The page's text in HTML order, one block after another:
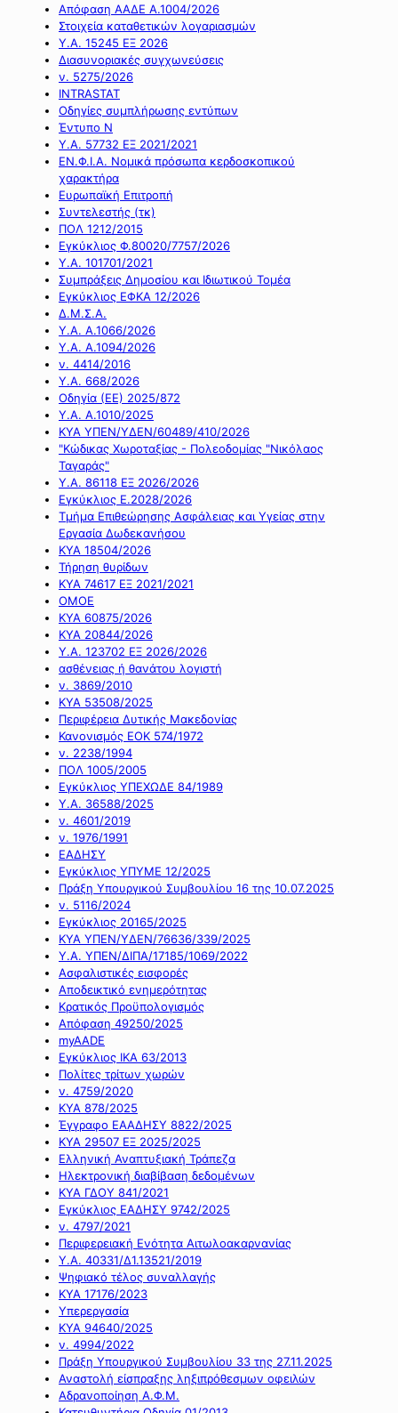
Απόφαση ΑΑΔΕ Α.1004/2026
Στοιχεία καταθετικών λογαριασμών
Υ.Α. 15245 ΕΞ 2026
Διασυνοριακές συγχωνεύσεις
ν. 5275/2026
INTRASTAT
Οδηγίες συμπλήρωσης εντύπων
Έντυπο Ν
Υ.Α. 57732 ΕΞ 2021/2021
ΕΝ.Φ.Ι.Α. Νομικά πρόσωπα κερδοσκοπικού
χαρακτήρα
Ευρωπαϊκή Επιτροπή
Συντελεστής (τκ)
ΠΟΛ 1212/2015
Εγκύκλιος Φ.80020/7757/2026
Υ.Α. 101701/2021
Συμπράξεις Δημοσίου και Ιδιωτικού Τομέα
Εγκύκλιος ΕΦΚΑ 12/2026
Δ.Μ.Σ.Α.
Υ.Α. Α.1066/2026
Υ.Α. Α.1094/2026
ν. 4414/2016
Y.A. 668/2026
Οδηγία (ΕΕ) 2025/872
Υ.Α. Α.1010/2025
ΚΥΑ ΥΠΕΝ/ΥΔΕΝ/60489/410/2026
"Κώδικας Χωροταξίας - Πολεοδομίας "Νικόλαος
Ταγαράς"
Υ.Α. 86118 ΕΞ 2026/2026
Εγκύκλιος Ε.2028/2026
Τμήμα Επιθεώρησης Ασφάλειας και Υγείας στην
Εργασία Δωδεκανήσου
ΚΥΑ 18504/2026
Τήρηση θυρίδων
ΚΥΑ 74617 ΕΞ 2021/2021
ΟΜΟΕ
ΚΥΑ 60875/2026
ΚΥΑ 20844/2026
Υ.Α. 123702 ΕΞ 2026/2026
ασθένειας ή θανάτου λογιστή
ν. 3869/2010
ΚΥΑ 53508/2025
Περιφέρεια Δυτικής Μακεδονίας
Κανονισμός ΕΟΚ 574/1972
ν. 2238/1994
ΠΟΛ 1005/2005
Εγκύκλιος ΥΠΕΧΩΔΕ 84/1989
Υ.Α. 36588/2025
ν. 4601/2019
ν. 1976/1991
ΕΑΔΗΣΥ
Εγκύκλιος ΥΠΥΜΕ 12/2025
Πράξη Υπουργικού Συμβουλίου 16 της 10.07.2025
ν. 5116/2024
Εγκύκλιος 20165/2025
ΚΥΑ ΥΠΕΝ/ΥΔΕΝ/76636/339/2025
Υ.Α. ΥΠΕΝ/ΔΙΠΑ/17185/1069/2022
Ασφαλιστικές εισφορές
Αποδεικτικό ενημερότητας
Κρατικός Προϋπολογισμός
Απόφαση 49250/2025
myAADE
Εγκύκλιος ΙΚΑ 63/2013
Πολίτες τρίτων χωρών
ν. 4759/2020
ΚΥΑ 878/2025
Έγγραφο ΕΑΑΔΗΣΥ 8822/2025
ΚΥΑ 29507 ΕΞ 2025/2025
Ελληνική Αναπτυξιακή Τράπεζα
Ηλεκτρονική διαβίβαση δεδομένων
ΚΥΑ ΓΔΟΥ 841/2021
Εγκύκλιος ΕΑΔΗΣΥ 9742/2025
ν. 4797/2021
Περιφερειακή Ενότητα Αιτωλοακαρνανίας
Υ.Α. 40331/Δ1.13521/2019
Ψηφιακό τέλος συναλλαγής
ΚΥΑ 17176/2023
Υπερεργασία
ΚΥΑ 94640/2025
ν. 4994/2022
Πράξη Υπουργικού Συμβουλίου 33 της 27.11.2025
Αναστολή είσπραξης ληξιπρόθεσμων οφειλών
Αδρανοποίηση Α.Φ.Μ.